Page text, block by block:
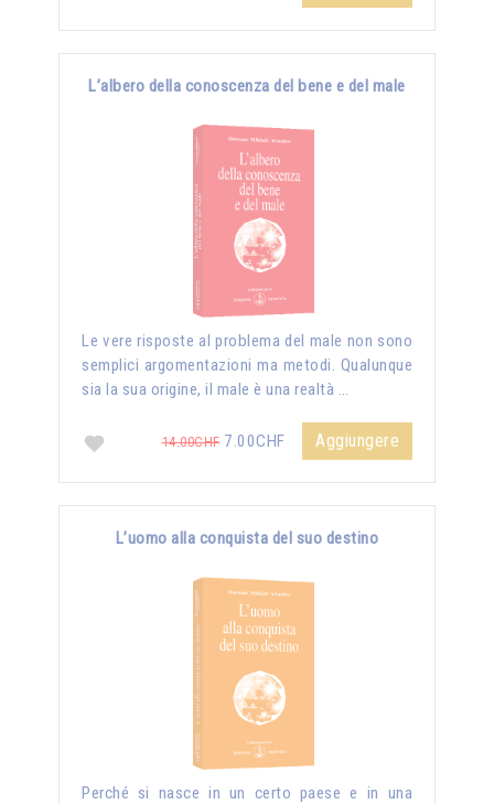
L’albero della conoscenza del bene e del male
Le vere risposte al problema del male non sono
semplici argomentazioni ma metodi. Qualunque
sia la sua origine, il male è una realtà …
14.00CHF7.00CHF Aggiungere
L’uomo alla conquista del suo destino
Perché si nasce in un certo paese e in una